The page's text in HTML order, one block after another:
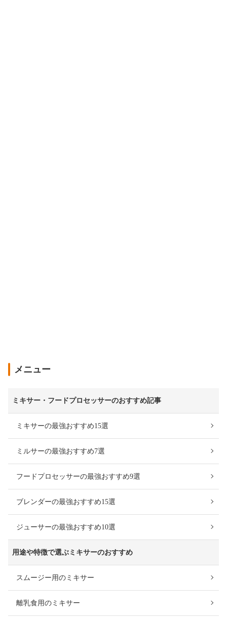
メニュー
ミキサー・フードプロセッサーのおすすめ記事
ミキサーの最強おすすめ15選
ミルサーの最強おすすめ7選
フードプロセッサーの最強おすすめ9選
ブレンダーの最強おすすめ15選
ジューサーの最強おすすめ10選
用途や特徴で選ぶミキサーのおすすめ
スムージー用のミキサー
離乳食用のミキサー